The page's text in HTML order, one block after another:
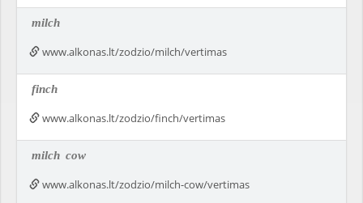
milch
www.alkonas.lt/zodzio/milch/vertimas
finch
www.alkonas.lt/zodzio/finch/vertimas
milch cow
www.alkonas.lt/zodzio/milch-cow/vertimas